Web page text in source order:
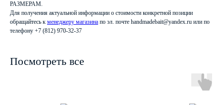
РАЗМЕРАМ.
Для получения актуальной информации о стоимости конкретной позиции
обращайтесь к менеджеру магазина по эл. почте handmadebait@yandex.ru или по
телефону +7 (812) 970-32-37
Посмотреть все